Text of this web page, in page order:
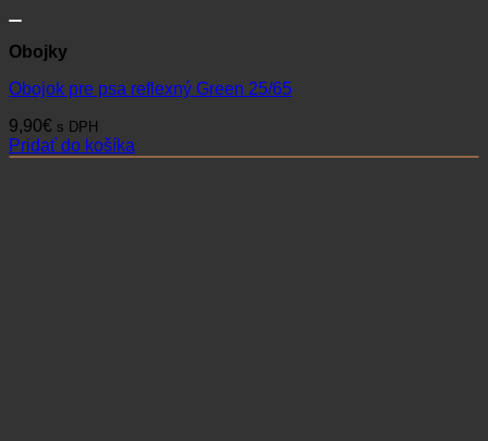
Obojky
Obojok pre psa reflexný Green 25/65
9,90€ s DPH
Pridať do košíka